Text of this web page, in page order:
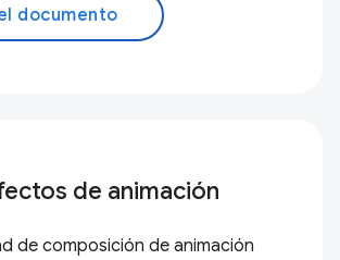
documento
de animación
de composición de animación